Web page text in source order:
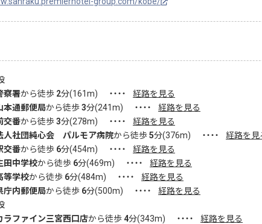
察署から徒歩 2分(161m) ・・・・
経路を見る
本通郵便局から徒歩3分(241m) ・・・・
経路を見る
交番から徒歩3分(278m) ・・・・
経路を見る
人社団純心会 パルモア病院から徒歩5分(376m) ・・・・
経路を見
交番から徒歩 6分(454m) ・・・・
経路を見る
田中学校から徒歩 6分(469m) ・・・・
経路を見る
等学校から徒歩 6分(484m) ・・・・
経路を見る
庁内郵便局から徒歩 6分(500m) ・・・・
経路を見る
ラファイン三宮西口店から徒歩4分(343m) ・・・・
経路を見る